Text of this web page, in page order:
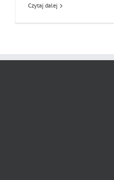
Czytaj dalej